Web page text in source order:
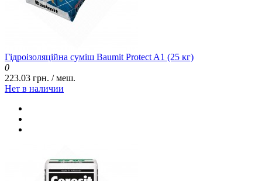
Гідроізоляційна суміш Baumit Protect A1 (25 кг)
0
223.03 грн. / меш.
Нет в наличии